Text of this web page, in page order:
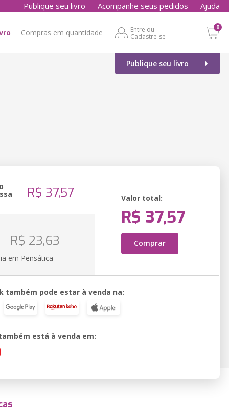
- Publique seu livro Acompanhe seus pedidos Ajuda
Compras em quantidade
Entre ou
Cadastre-se
0
Publique seu livro
R$ 37,57 Valor total:
R$ 37,57
Comprar
R$ 23,63
em Pensática
também pode estar à venda na:
está à venda em: